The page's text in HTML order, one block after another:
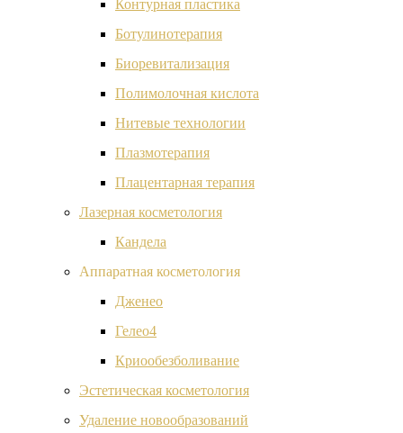
Контурная пластика
Ботулинотерапия
Биоревитализация
Полимолочная кислота
Нитевые технологии
Плазмотерапия
Плацентарная терапия
Лазерная косметология
Кандела
Аппаратная косметология
Дженео
Гелео4
Криообезболивание
Эстетическая косметология
Удаление новообразований